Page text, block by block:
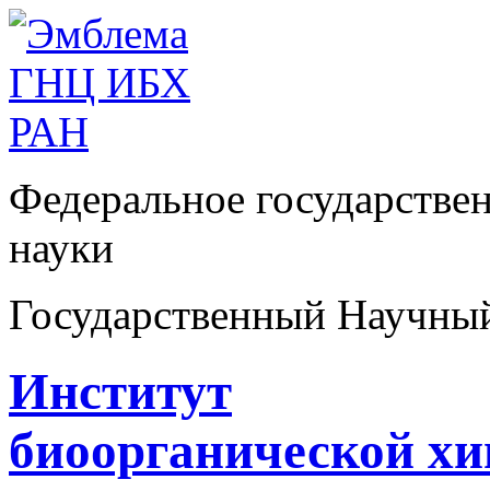
Федеральное
науки
Государственный
Институт
биоорганической